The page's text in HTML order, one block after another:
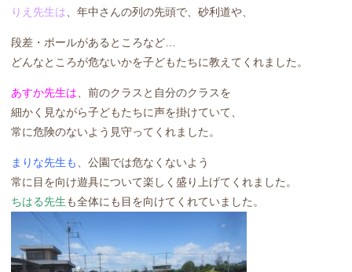
りえ先生は 、年中さんの列の先頭で、砂利道や、
段差・ポールがあるところなど…
どんなところが危ないかを子どもたちに教えてくれました。
あすか先生は 、前のクラスと自分のクラスを
細かく見ながら子どもたちに声を掛けていて、
常に危険のないよう見守ってくれました。
まりな先生も
、公園では危なくないよう
常に目を向け遊具について楽しく盛り上げてくれました。
ちはる先生も全体にも目を向けてくれていました。